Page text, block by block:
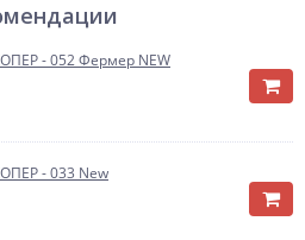
- 052 Фермер NEW
- 033 New